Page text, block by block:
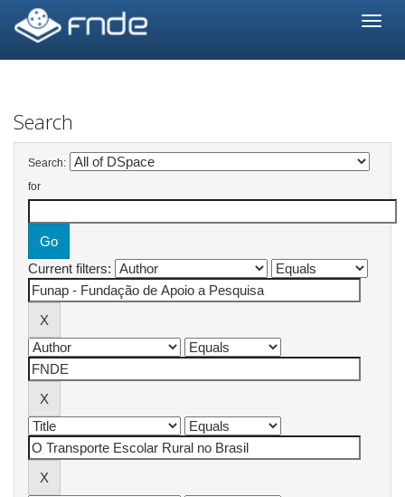
navigation
Search
Search:
for
Current filters: